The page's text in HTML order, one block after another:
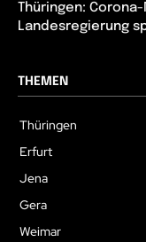
Thüringen:
Landesregierung
THEMEN
Thüringen
Erfurt
Jena
Gera
Weimar